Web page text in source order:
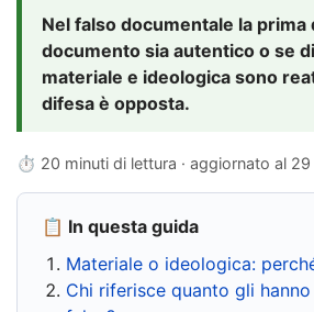
Nel falso documentale la prima
documento sia autentico o se
materiale e ideologica sono
difesa è opposta.
⏱ 20 minuti di lettura · aggiornato al 29
📋 In questa guida
Materiale o ideologica:
Chi riferisce quanto gli